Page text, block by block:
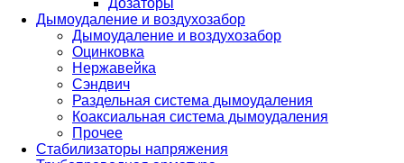
Дозаторы
Дымоудаление и воздухозабор
Дымоудаление и воздухозабор
Оцинковка
Нержавейка
Сэндвич
Раздельная система дымоудаления
Коаксиальная система дымоудаления
Прочее
Стабилизаторы напряжения